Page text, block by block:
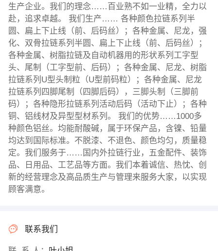
生产企业。我们的理念……百业熟不如一业精，全力以
赴，追求卓越。 我们生产…… 各种颜色拉链系列半
圆、扁上下止线（前、后码丝）；各种金属、尼龙，强
化、双骨拉链系列半圆、扁上下止线（前、后码丝）；
各种金属、树脂拉链及自动机器用的形状系列工字型
头、尾制（工字型前、后码）；各种金属、尼龙、树脂
拉链系列U型头制粒（U型前码粒）；各种金属、尼龙
拉链系列四脚尾制（四脚后码），三脚头制（三脚前
码）；各种隐形拉链系列活动后码（活动下止）；各种
铜、铝线材及异型型材系列。 我们的优势……1000多
种颜色铝丝。均能耐酸碱，属于环保产品，含镍、铅量
均达到国际标准。不脱漆、不退色、颜色均匀，质量稳
定。我们服务于……国内外拉链行业，五金配件、装饰
品、日用品、工艺品等方面。我们本着诚信、热忱、创
新的经营理念及高品质生产与管理来服务大家，以实现
顾客满意。
联系我们